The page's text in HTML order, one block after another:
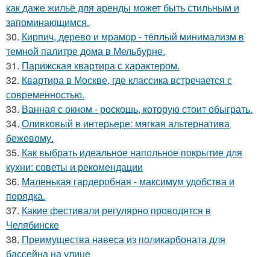
как даже жильё для аренды может быть стильным и
запоминающимся.
30. Кирпич, дерево и мрамор - тёплый минимализм в
темной палитре дома в Мельбурне.
31. Парижская квартира с характером.
32. Квартира в Москве, где классика встречается с
современностью.
33. Ванная с окном - роскошь, которую стоит обыграть.
34. Оливковый в интерьере: мягкая альтернатива
бежевому.
35. Как выбрать идеальное напольное покрытие для
кухни: советы и рекомендации
36. Маленькая гардеробная - максимум удобства и
порядка.
37. Какие фестивали регулярно проводятся в
Челябинске
38. Преимущества навеса из поликарбоната для
бассейна на улице